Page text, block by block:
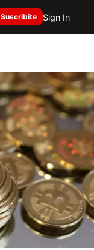
Suscribite Sign In